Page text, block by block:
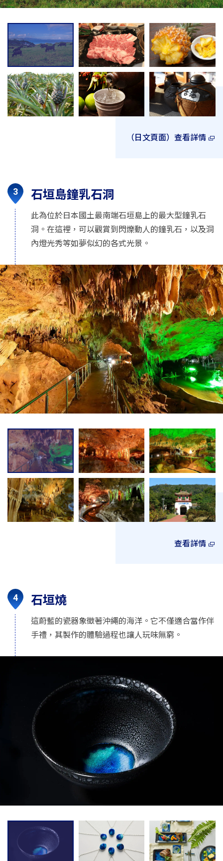
（日文頁面）查看詳情
石垣島鐘乳石洞
此為位於日本國土最南端石垣島上的最大型鐘乳石
洞。在這裡，可以觀賞到閃爍動人的鐘乳石，以及洞
內燈光秀等如夢似幻的各式光景。
查看詳情
石垣燒
這蔚藍的瓷器象徵著沖繩的海洋。它不僅適合當作伴
手禮，其製作的體驗過程也讓人玩味無窮。